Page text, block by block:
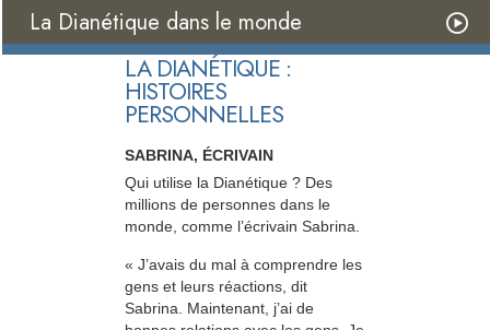
La Dianétique dans le monde
LA DIANÉTIQUE :
HISTOIRES
PERSONNELLES
SABRINA, ÉCRIVAIN
Qui utilise la Dianétique ? Des
millions de personnes dans le
monde, comme l’écrivain Sabrina.
« J’avais du mal à comprendre les
gens et leurs réactions, dit
Sabrina. Maintenant, j’ai de